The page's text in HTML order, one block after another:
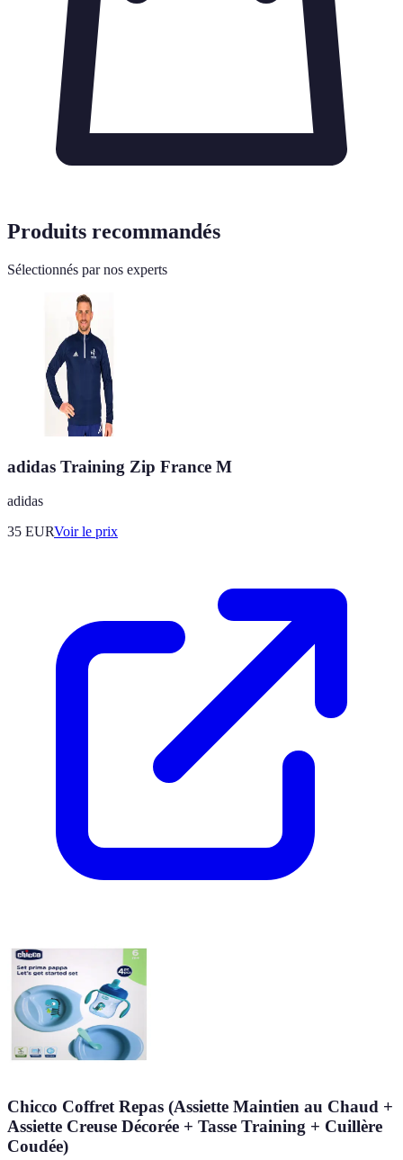
Produits recommandés
Sélectionnés par nos experts
adidas Training Zip France M
adidas
35 EURVoir le prix
Chicco Coffret Repas (Assiette Maintien au Chaud +
Assiette Creuse Décorée + Tasse Training + Cuillère
Coudée)